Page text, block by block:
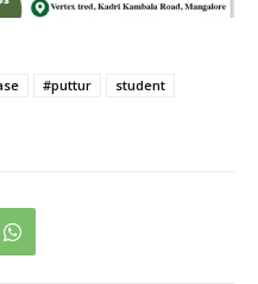
#puttur
student